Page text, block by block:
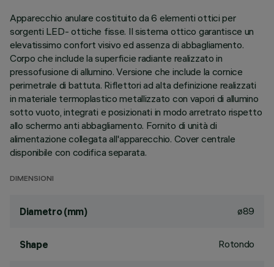
Apparecchio anulare costituito da 6 elementi ottici per
sorgenti LED- ottiche fisse. Il sistema ottico garantisce un
elevatissimo confort visivo ed assenza di abbagliamento.
Corpo che include la superficie radiante realizzato in
pressofusione di allumino. Versione che include la cornice
perimetrale di battuta. Riflettori ad alta definizione realizzati
in materiale termoplastico metallizzato con vapori di allumino
sotto vuoto, integrati e posizionati in modo arretrato rispetto
allo schermo anti abbagliamento. Fornito di unità di
alimentazione collegata all'apparecchio. Cover centrale
disponibile con codifica separata.
DIMENSIONI
Diametro (mm) ø89
Shape Rotondo